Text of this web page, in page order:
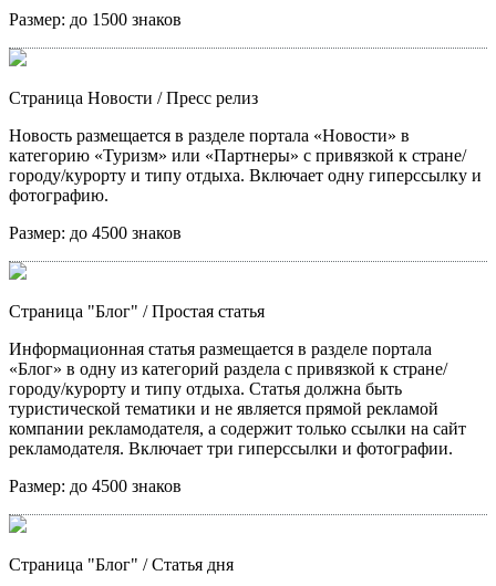
Размер: до 1500 знаков
Страница Новости / Пресс релиз
Новость размещается в разделе портала «Новости» в
категорию «Туризм» или «Партнеры» с привязкой к стране/
городу/курорту и типу отдыха. Включает одну гиперссылку и
фотографию.
Размер: до 4500 знаков
Страница "Блог" / Простая статья
Информационная статья размещается в разделе портала
«Блог» в одну из категорий раздела с привязкой к стране/
городу/курорту и типу отдыха. Статья должна быть
туристической тематики и не является прямой рекламой
компании рекламодателя, а содержит только ссылки на сайт
рекламодателя. Включает три гиперссылки и фотографии.
Размер: до 4500 знаков
Страница "Блог" / Статья дня